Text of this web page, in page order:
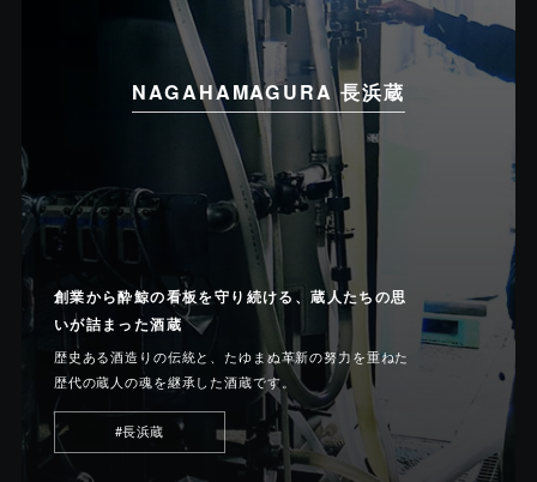
NAGAHAMAGURA 長浜蔵
創業から酔鯨の看板を守り続ける、蔵人たちの思
いが詰まった酒蔵
歴史ある酒造りの伝統と、たゆまぬ革新の努力を重ねた
歴代の蔵人の魂を継承した酒蔵です。
#長浜蔵